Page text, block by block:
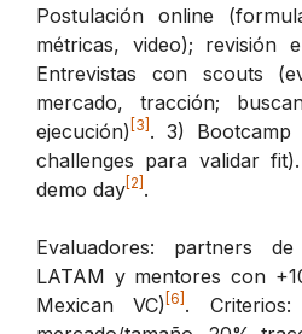
Postulación online
métricas, video); revisión
Entrevistas con scouts
mercado, tracción;
ejecución) [3] . 3) Bootcamp
challenges para validar
demo day [2] .
Evaluadores: partners
LATAM y mentores con
Mexican VC) [6] .